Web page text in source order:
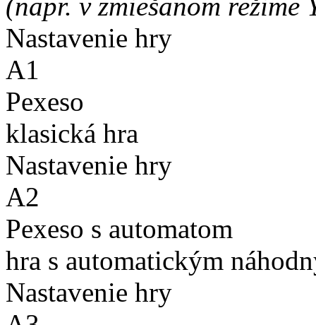
Nastavenie hry
A1
Pexeso
klasická hra
Nastavenie hry
A2
Pexeso s automatom
hra s automatickým
Nastavenie hry